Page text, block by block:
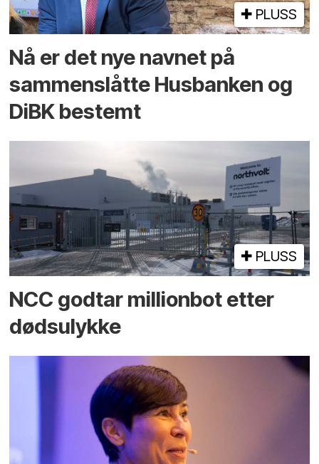
PLUSS
Nå er det nye navnet på
sammenslåtte Husbanken og
DiBK bestemt
PLUSS
NCC godtar millionbot etter
dødsulykke